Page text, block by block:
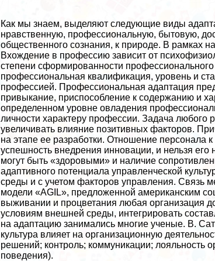
Как мы знаем, выделяют следующие виды
нравственную, профессиональную, бытовую,
общественного сознания, к природе. В рамках
Вхождение в профессию зависит от
степени сформированности
профессиональная квалификация, уровень и
профессией. Профессиональная адаптация
привыкание, приспособление к содержанию и
определенном уровне овладения
личности хаpaктеру профессии. Задача любого
увеличивать влияние позитивных факторов.
на этапе ее разработки. Отношение персонала
успешность внедрения инновации, и нельзя его
могут быть «здоровыми» и наличие
адаптивного потенциала управленческой
среды и с учетом факторов управления. Связь
модели «AGIL», предложенной американским
выживании и процветания любая организация
условиям внешней среды, интегрировать
на адаптацию занимались многие ученые. В.
культура влияет на организационную
решений; контроль; коммуникации; лояльность
поведения).